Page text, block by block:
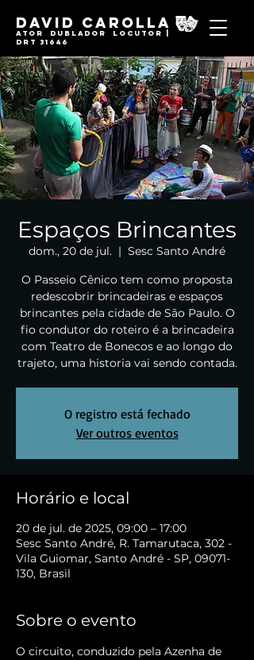
David Carolla
Ator Dublador locutor |
DRT 31646
Espaços Brincantes
dom., 20 de jul.
  |
Sesc Santo André
O Passeio Cênico tem como proposta
redescobrir brincadeiras e espaços
brincantes pela cidade de São Paulo. O
fio condutor do roteiro é a brincadeira
com Teatro de Bonecos e ao longo do
trajeto, uma historia vai sendo contada.
O registro está fechado
Ver outros eventos
Horário e local
20 de jul. de 2025, 09:00 – 17:00
Sesc Santo André, R. Tamarutaca, 302 -
Vila Guiomar, Santo André - SP, 09071-
130, Brasil
Sobre o evento
O circuito, conduzido pela Azenha de